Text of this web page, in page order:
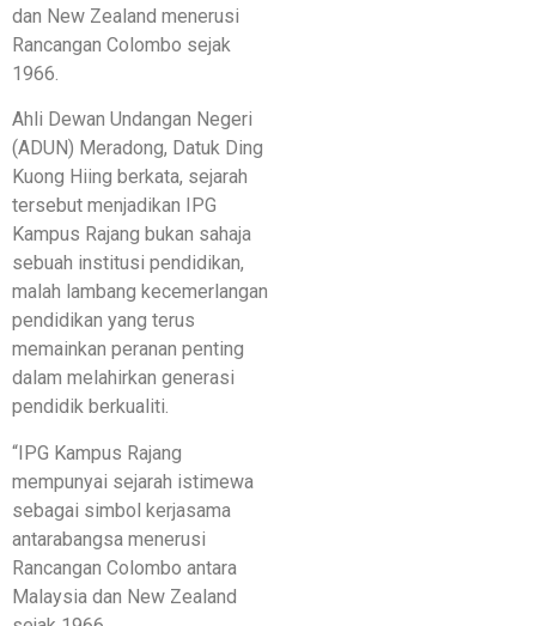
dan New Zealand menerusi
Rancangan Colombo sejak
1966.
Ahli Dewan Undangan Negeri
(ADUN) Meradong, Datuk Ding
Kuong Hiing berkata, sejarah
tersebut menjadikan IPG
Kampus Rajang bukan sahaja
sebuah institusi pendidikan,
malah lambang kecemerlangan
pendidikan yang terus
memainkan peranan penting
dalam melahirkan generasi
pendidik berkualiti.
“IPG Kampus Rajang
mempunyai sejarah istimewa
sebagai simbol kerjasama
antarabangsa menerusi
Rancangan Colombo antara
Malaysia dan New Zealand